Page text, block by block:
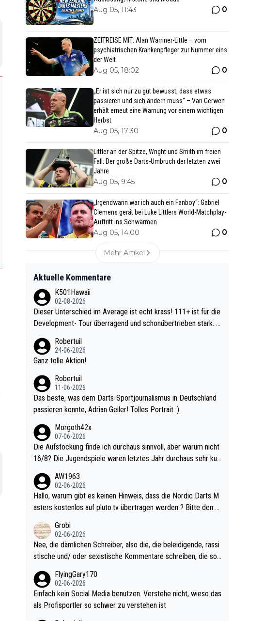
Aug 05, 11:43 0
ZEITREISE MIT: Alan Warriner-Little – vom
psychiatrischen Krankenpfleger zur Nummer eins
der Welt
Aug 05, 18:02 0
„Er ist sich nur zu gut bewusst, dass etwas
passieren und sich ändern muss“ – Van Gerwen
erhält erneut eine Warnung vor einem wichtigen
Herbst
Aug 05, 17:30 0
Littler an der Spitze, Wright und Smith im freien
Fall: Der große Darts-Umbruch der letzten zwei
Jahre
Aug 05, 9:45 0
„Irgendwann war ich auch ein Fanboy“: Gabriel
Clemens gerät bei Luke Littlers World-Matchplay-
Auftritt ins Schwärmen
Aug 05, 14:00 0
Mehr Artikel
Aktuelle Kommentare
K501Hawaii
02-08-2026
Dieser Unterschied im Average ist echt krass! 111+ ist für die
Development- Tour überragend und schonübertrieben stark. U
e mal 40+ erst recht. Da gewinnst keinen Blumentopf - ist ja n
och krasser wie ein Pokalspiel eines Kreisligisten vs einem Bu
Robertuil
24-06-2026
Ganz tolle Aktion!
Robertuil
11-06-2026
Das beste, was dem Darts-Sportjournalismus in Deutschland
passieren konnte, Adrian Geiler! Tolles Portrait :).
Morgoth42x
07-06-2026
Die Aufstockung finde ich durchaus sinnvoll, aber warum nicht
16/8? Die Jugendspiele waren letztes Jahr durchaus sehr kur
l. Allerdings ist Mitchell Lawrie als Nummer 1 der Welt eh quali
fiziert. Somit ändert die automatische Qualifikation des Weltm
eisters erstmal nichts. Ich denke sie wollen damit für nächste
d wohl wenig WDF Turniere spielen. Dies war bei Archie Self l
etztes Jahr der Fall. Er musste als amtierender Weltmeister d
urch den Qualifier und ich glaube kaum, dass Mitchel sich das
(in Vegas) antun würde, wenn er doch eigentlich die PDC-WM
als Ziel hat.
AW1963
02-06-2026
Hallo, warum gibt es keinen Hinweis, dass die Nordic Darts M
asters kostenlos auf pluto.tv übertragen werden ? Bitte den A
Grobi
02-06-2026
Nee, die dämlichen Schreiber, also die, die beleidigende, rassi
stische und/ oder sexistische Kommentare schreiben, die soll
nes Leben in den Griff kriegen. Nur eins wundert mich: Luke Li
ttler war doch neulich erst derjenige, der über Social Media G
vV provoziert hat. Und Littlers Mutter schießt öfters mal gege
FlyingGary170
02-06-2026
Einfach kein Social Media benutzen. Verstehe nicht, wieso das
als Profisportler so schwer zu verstehen ist